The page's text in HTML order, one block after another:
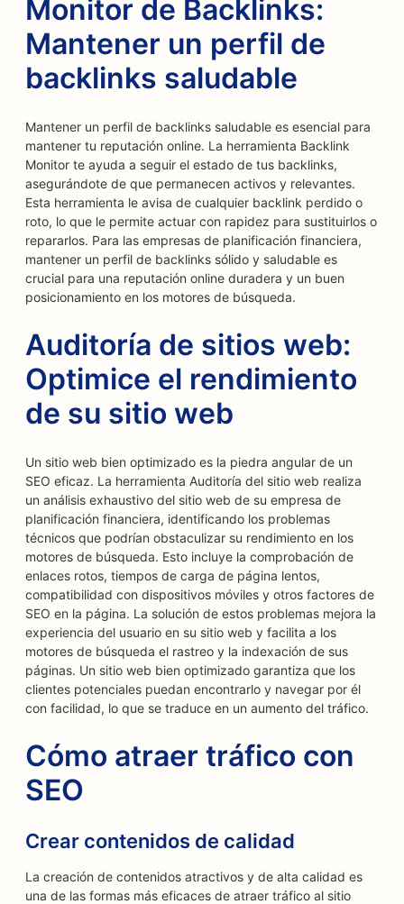
Monitor de Backlinks:
Mantener un perfil de
backlinks saludable
Mantener un perfil de backlinks saludable es esencial para
mantener tu reputación online. La herramienta Backlink
Monitor te ayuda a seguir el estado de tus backlinks,
asegurándote de que permanecen activos y relevantes.
Esta herramienta le avisa de cualquier backlink perdido o
roto, lo que le permite actuar con rapidez para sustituirlos o
repararlos. Para las empresas de planificación financiera,
mantener un perfil de backlinks sólido y saludable es
crucial para una reputación online duradera y un buen
posicionamiento en los motores de búsqueda.
Auditoría de sitios web:
Optimice el rendimiento
de su sitio web
Un sitio web bien optimizado es la piedra angular de un
SEO eficaz. La herramienta Auditoría del sitio web realiza
un análisis exhaustivo del sitio web de su empresa de
planificación financiera, identificando los problemas
técnicos que podrían obstaculizar su rendimiento en los
motores de búsqueda. Esto incluye la comprobación de
enlaces rotos, tiempos de carga de página lentos,
compatibilidad con dispositivos móviles y otros factores de
SEO en la página. La solución de estos problemas mejora la
experiencia del usuario en su sitio web y facilita a los
motores de búsqueda el rastreo y la indexación de sus
páginas. Un sitio web bien optimizado garantiza que los
clientes potenciales puedan encontrarlo y navegar por él
con facilidad, lo que se traduce en un aumento del tráfico.
Cómo atraer tráfico con
SEO
Crear contenidos de calidad
La creación de contenidos atractivos y de alta calidad es
una de las formas más eficaces de atraer tráfico al sitio